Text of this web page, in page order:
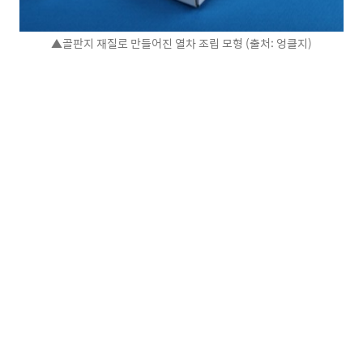
▲골판지 재질로 만들어진 열차 조립 모형 (출처: 엉클지)